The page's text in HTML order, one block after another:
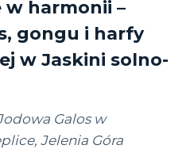
w harmonii –
gongu i harfy
w Jaskini solno-
Galos w
Jelenia Góra